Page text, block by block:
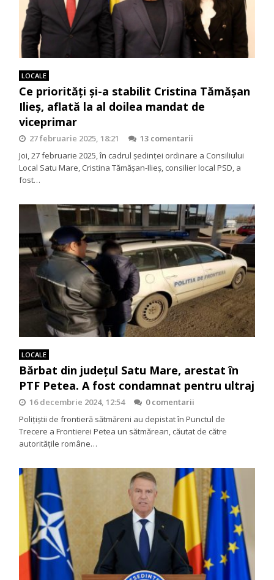
LOCALE
Ce priorități și-a stabilit Cristina Tămășan
Ilieș, aflată la al doilea mandat de
viceprimar
27 februarie 2025, 18:21
13 comentarii
Joi, 27 februarie 2025, în cadrul ședinței ordinare a Consiliului
Local Satu Mare, Cristina Tămășan-Ilieș, consilier local PSD, a
fost…
LOCALE
Bărbat din județul Satu Mare, arestat în
PTF Petea. A fost condamnat pentru ultraj
16 decembrie 2024, 12:54
0 comentarii
Poliţiştii de frontieră sătmăreni au depistat în Punctul de
Trecere a Frontierei Petea un sătmărean, căutat de către
autoritățile române…